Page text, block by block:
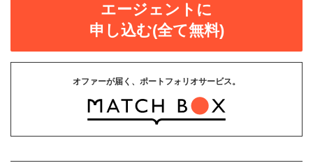
エージェントに
申し込む(全て無料)
オファーが届く、ポートフォリオサービス。